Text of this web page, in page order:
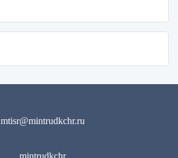
mtisr@mintrudkchr.ru
mintrudkchr